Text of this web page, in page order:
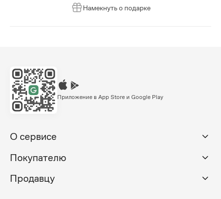
Намекнуть о подарке
Приложение в App Store и Google Play
О сервисе
Покупателю
Продавцу